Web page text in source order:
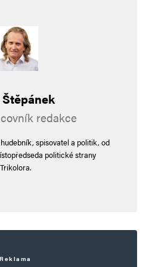
redakce
spisovatel a politik, od
politické strany
Trikolora.
Reklama